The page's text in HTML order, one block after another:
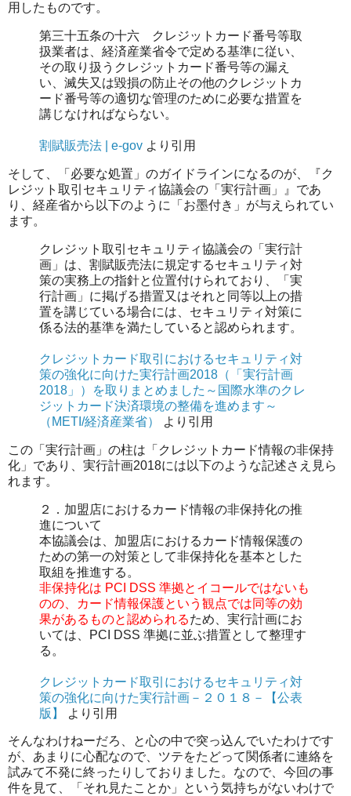
用したものです。
第三十五条の十六 クレジットカード番号等取
扱業者は、経済産業省令で定める基準に従い、
その取り扱うクレジットカード番号等の漏え
い、滅失又は毀損の防止その他のクレジットカ
ード番号等の適切な管理のために必要な措置を
講じなければならない。
割賦販売法 | e-gov より引用
そして、「必要な処置」のガイドラインになるのが、『ク
レジット取引セキュリティ協議会の「実行計画」』であ
り、経産省から以下のように「お墨付き」が与えられてい
ます。
クレジット取引セキュリティ協議会の「実行計
画」は、割賦販売法に規定するセキュリティ対
策の実務上の指針と位置付けられており、「実
行計画」に掲げる措置又はそれと同等以上の措
置を講じている場合には、セキュリティ対策に
係る法的基準を満たしていると認められます。
クレジットカード取引におけるセキュリティ対
策の強化に向けた実行計画2018（「実行計画
2018」）を取りまとめました～国際水準のクレ
ジットカード決済環境の整備を進めます～
（METI/経済産業省）
より引用
この「実行計画」の柱は「クレジットカード情報の非保持
化」であり、実行計画2018には以下のような記述さえ見ら
れます。
２．加盟店におけるカード情報の非保持化の推
進について
本協議会は、加盟店におけるカード情報保護の
ための第一の対策として非保持化を基本とした
取組を推進する。
非保持化は PCI DSS 準拠とイコールではないも
のの、カード情報保護という観点では同等の効
果があるものと認められるため、実行計画にお
いては、PCI DSS 準拠に並ぶ措置として整理す
る。
クレジットカード取引におけるセキュリティ対
策の強化に向けた実行計画－２０１８－【公表
版】
より引用
そんなわけねーだろ、と心の中で突っ込んでいたわけです
が、あまりに心配なので、ツテをたどって関係者に連絡を
試みて不発に終ったりしておりました。なので、今回の事
件を見て、「それ見たことか」という気持ちがないわけで